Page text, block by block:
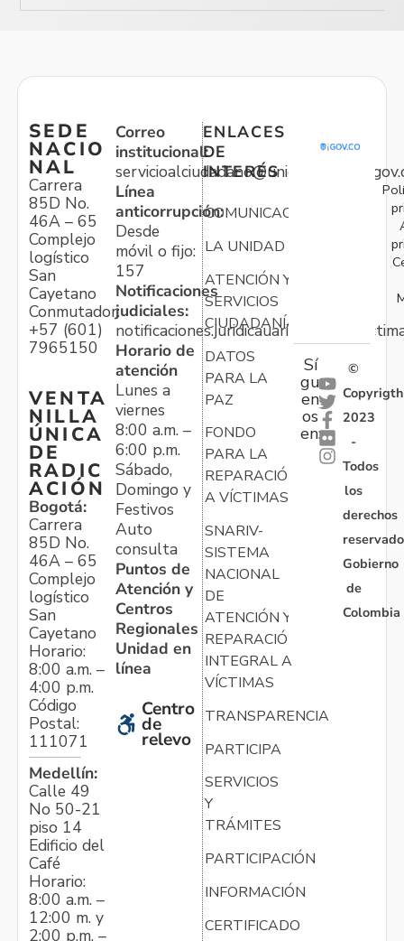
SEDE
NACIO
NAL
Carrera
85D No.
46A – 65
Complejo
logístico
San
Cayetano
Conmutador:
+57 (601)
7965150
VENTA
NILLA
ÚNICA
DE
RADIC
ACIÓN
Bogotá:
Carrera
85D No.
46A – 65
Complejo
logístico
San
Cayetano
Horario:
8:00 a.m. –
4:00 p.m.
Código
Postal:
111071
Medellín:
Calle 49
No 50-21
piso 14
Edificio del
Café
Horario:
8:00 a.m. –
12:00 m. y
2:00 p.m. –
Correo
institucional:
Línea
anticorrupción:
Desde
móvil o fijo:
157
Notificaciones
judiciales:
Horario de
atención
Lunes a
viernes
8:00 a.m. –
6:00 p.m.
Sábado,
Domingo y
Festivos
Auto
consulta
Puntos de
Atención y
Centros
Regionales
Unidad en
línea
Centro
de
relevo
ENLACES
DE
INTERÉS
COMUNICACIONES
LA UNIDAD
ATENCIÓN Y
SERVICIOS
CIUDADANÍA
DATOS
PARA LA
PAZ
FONDO
PARA LA
REPARACIÓN
A VÍCTIMAS
SNARIV-
SISTEMA
NACIONAL
DE
ATENCIÓN Y
REPARACIÓN
INTEGRAL A
VÍCTIMAS
TRANSPARENCIA
PARTICIPA
SERVICIOS
Y
TRÁMITES
PARTICIPACIÓN
INFORMACIÓN
CERTIFICADO
Sí
gu
en
os
en:
©
Copyrigth
2023
-
Todos
los
derechos
Gobierno
de
Colombia